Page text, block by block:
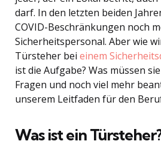
darf. In den letzten beiden
COVID-Beschränkungen noch
Sicherheitspersonal. Aber wie
Türsteher bei einem
ist die Aufgabe? Was müssen
Fragen und noch viel mehr
unserem Leitfaden für den
Was ist ein